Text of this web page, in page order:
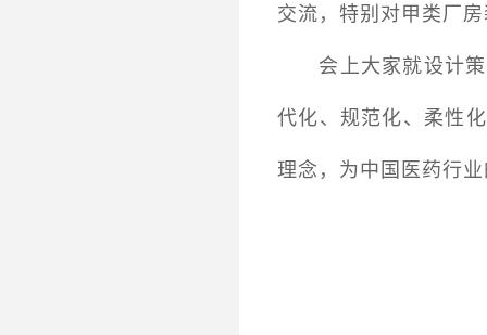
交流，特别对甲类厂
会上大家就设计
代化、规范化、柔性
理念，为中国医药行